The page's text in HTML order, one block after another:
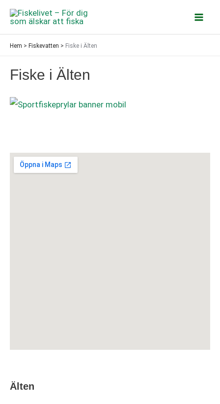
Hoppa
innehåll
Hem > Fiskevatten > Fiske i Älten
Fiske i Älten
Älten